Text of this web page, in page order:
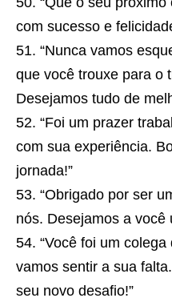
com sucesso e
“Nunca vamos
que você trouxe para o
Desejamos tudo de
“Foi um prazer
com sua experiência.
jornada!”
“Obrigado por ser
nós. Desejamos a você
“Você foi um
vamos sentir a sua
seu novo desafio!”